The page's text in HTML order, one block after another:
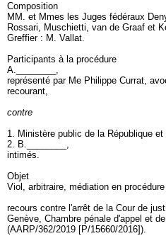
Composition
MM. et Mmes les Juges fédéraux
Rossari, Muschietti, van de Graaf et
Greffier : M. Vallat.
Participants à la procédure
A.________,
représenté par Me Philippe Currat,
recourant,
contre
1. Ministère public de la République
2. B.________,
intimés.
Objet
Viol, arbitraire, médiation en
recours contre l'arrêt de la Cour de
Genève, Chambre pénale d'appel et
(AARP/362/2019 [P/15660/2016]).